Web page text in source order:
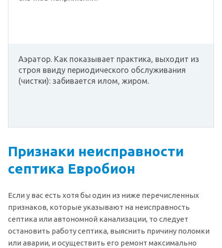
Аэратор. Как показывает практика, выходит из
строя ввиду периодического обслуживания
(чистки): забивается илом, жиром.
Признаки неисправности
септика Евробион
Если у вас есть хотя бы один из ниже перечисленных
признаков, которые указывают на неисправность
септика или автономной канализации, то следует
остановить работу септика, выяснить причину поломки
или аварии, и осуществить его ремонт максимально